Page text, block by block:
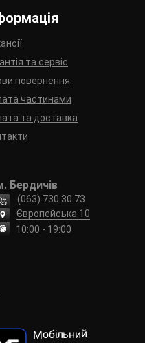
та сервіс
повернення
та доставка
частинами
Бердичів
Європейська 10
10:00 - 19:00
(063) 730 30 73
Мобільний